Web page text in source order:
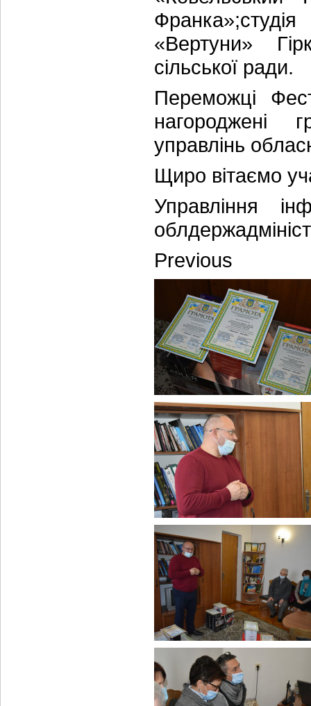
«Вертуни»
сільської ради.
Переможці
нагороджені
управлінь
Щиро вітаємо
Управління
Previous